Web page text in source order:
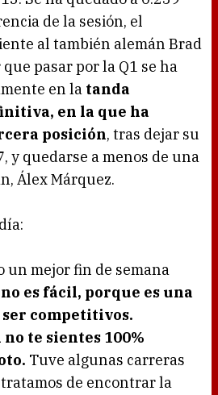
de la sesión, el
al también alemán Brad
pasar por la Q1 se ha
en la tanda
en la que ha
posición, tras dejar su
y quedarse a menos de una
Álex Márquez.
un mejor fin de semana
es fácil, porque es una
competitivos.
te sientes 100%
Tuve algunas carreras
de encontrar la